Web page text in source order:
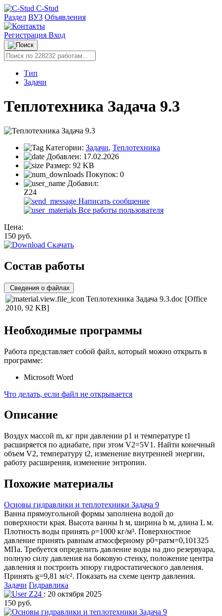
C-Stud
Раздел ВУЗ Объявления
Регистрация Вход
Тип
Задачи
Теплотехника Задача 9.3
Категории: Задачи, Теплотехника
Добавлен: 17.02.2026
Размер: 92 KB
Покупок: 0
Добавил:
Z24
Написать сообщение
Все работы пользователя
Цена:
150 руб.
Скачать
Состав работы
Сведения о файлах
Теплотехника Задача 9.3.doc [Office
2010, 92 KB]
Необходимые программы
Работа представляет собой файл, который можно открыть в
программе:
Microsoft Word
Что делать, если файл не открывается
Описание
Воздух массой m, кг при давлении р1 и температуре t1
расширяется по адиабате, при этом V2=5V1. Найти конечный
объем V2, температуру t2, изменение внутренней энергии,
работу расширения, изменение энтропии.
Похожие материалы
Основы гидравлики и теплотехники Задача 9
Ванна прямоугольной формы заполнена водой до
поверхности края. Высота ванны h м, ширина b м, длина L м.
Плотность воды принять ρ=1000 кг/м³. Поверхностное
давление принять равным атмосферному р0=ратм=0,101325
МПа. Требуется определить давление воды на дно резервуара,
полную силу давления на боковую стенку, положение центра
давления и построить эпюру гидростатического давления.
Принять g=9,81 м/c². Показать на схеме центр давления.
Задачи Гидравлика
Z24 : 20 октября 2025
150 руб.